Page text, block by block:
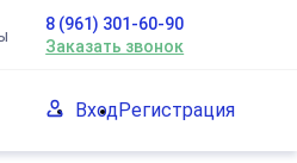
8 (961) 301-60-90
Заказать звонок
ВходРегистрация